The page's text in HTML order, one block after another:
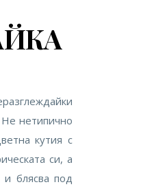
Не нетипично
кутия с
си, а
блясва под